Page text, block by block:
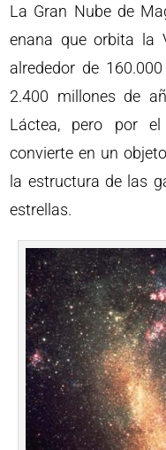
La Gran Nube de
enana que orbita la
alrededor de
2.400 millones de
Láctea, pero por
convierte en un
la estructura de las
estrellas.